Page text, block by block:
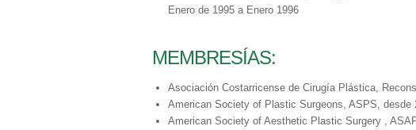
Enero de 1995 a Enero 1996
MEMBRESÍAS:
Asociación Costarricense de Cirugía Plástica,
American Society of Plastic Surgeons, ASPS, desde
American Society of Aesthetic Plastic Surgery ,